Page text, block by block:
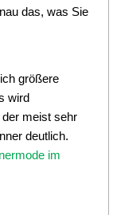
das, was Sie
größere
wird
meist sehr
deutlich.
im